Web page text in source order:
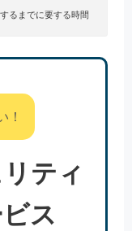
るまでに要する時間
！
ティ
ス